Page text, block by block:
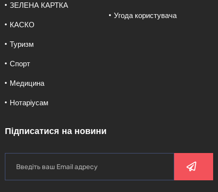
ЗЕЛЕНА КАРТКА
КАСКО
Туризм
Спорт
Медицина
Нотаріусам
Угода користувача
Підписатися на новини